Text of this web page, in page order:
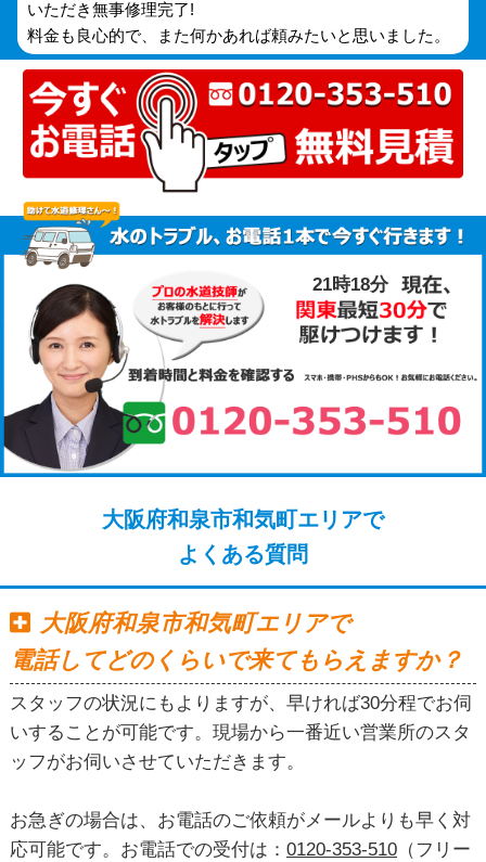
いただき無事修理完了!
料金も良心的で、また何かあれば頼みたいと思いました。
21時18分
大阪府和泉市和気町エリアで
よくある質問
大阪府和泉市和気町エリアで
電話してどのくらいで来てもらえますか？
スタッフの状況にもよりますが、早ければ30分程でお伺
いすることが可能です。現場から一番近い営業所のスタ
ッフがお伺いさせていただきます。
お急ぎの場合は、お電話のご依頼がメールよりも早く対
応可能です。お電話での受付は： 0120-353-510（フリー